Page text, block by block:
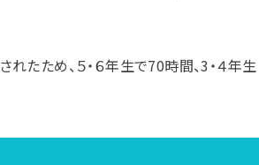
たため、５・６年生で70時間、3・４年生